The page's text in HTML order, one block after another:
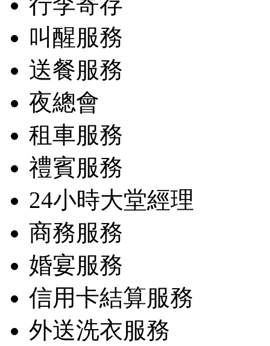
叫醒服務
送餐服務
夜總會
租車服務
禮賓服務
24小時大堂經理
商務服務
婚宴服務
信用卡結算服務
外送洗衣服務